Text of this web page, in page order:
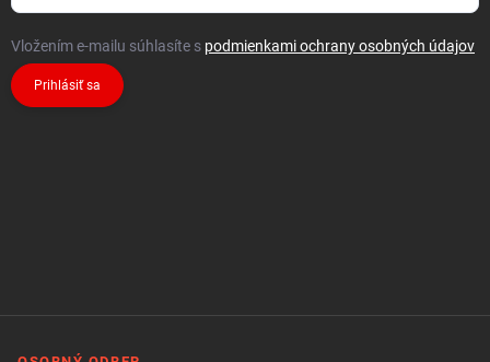
Vložením e-mailu súhlasíte s podmienkami ochrany osobných údajov
Prihlásiť sa